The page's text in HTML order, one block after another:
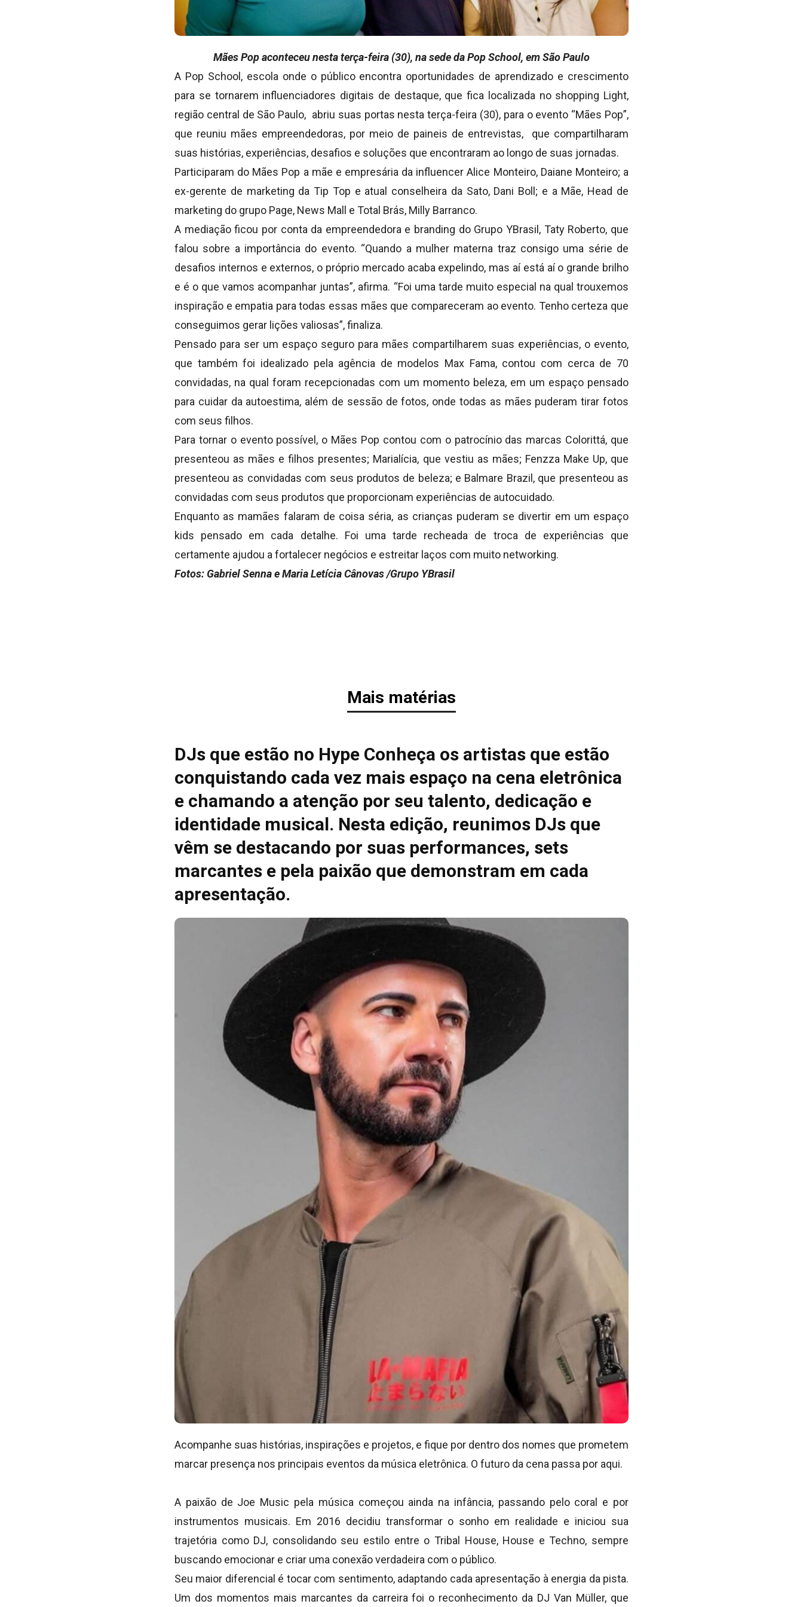
Mães Pop aconteceu nesta terça-feira (30), na sede da Pop School, em São Paulo
A Pop School, escola onde o público encontra oportunidades de aprendizado e crescimento
para se tornarem influenciadores digitais de destaque, que fica localizada no shopping Light,
região central de São Paulo, abriu suas portas nesta terça-feira (30), para o evento “Mães Pop”,
que reuniu mães empreendedoras, por meio de paineis de entrevistas, que compartilharam
suas histórias, experiências, desafios e soluções que encontraram ao longo de suas jornadas.
Participaram do Mães Pop a mãe e empresária da influencer Alice Monteiro, Daiane Monteiro; a
ex-gerente de marketing da Tip Top e atual conselheira da Sato, Dani Boll; e a Mãe, Head de
marketing do grupo Page, News Mall e Total Brás, Milly Barranco.
A mediação ficou por conta da empreendedora e branding do Grupo YBrasil, Taty Roberto, que
falou sobre a importância do evento. “Quando a mulher materna traz consigo uma série de
desafios internos e externos, o próprio mercado acaba expelindo, mas aí está aí o grande brilho
e é o que vamos acompanhar juntas”, afirma. “Foi uma tarde muito especial na qual trouxemos
inspiração e empatia para todas essas mães que compareceram ao evento. Tenho certeza que
conseguimos gerar lições valiosas”, finaliza.
Pensado para ser um espaço seguro para mães compartilharem suas experiências, o evento,
que também foi idealizado pela agência de modelos Max Fama, contou com cerca de 70
convidadas, na qual foram recepcionadas com um momento beleza, em um espaço pensado
para cuidar da autoestima, além de sessão de fotos, onde todas as mães puderam tirar fotos
com seus filhos.
Para tornar o evento possível, o Mães Pop contou com o patrocínio das marcas Colorittá, que
presenteou as mães e filhos presentes; Marialícia, que vestiu as mães; Fenzza Make Up, que
presenteou as convidadas com seus produtos de beleza; e Balmare Brazil, que presenteou as
convidadas com seus produtos que proporcionam experiências de autocuidado.
Enquanto as mamães falaram de coisa séria, as crianças puderam se divertir em um espaço
kids pensado em cada detalhe. Foi uma tarde recheada de troca de experiências que
certamente ajudou a fortalecer negócios e estreitar laços com muito networking.
Fotos: Gabriel Senna e Maria Letícia Cânovas /Grupo YBrasil
Mais matérias
DJs que estão no Hype Conheça os artistas que estão
conquistando cada vez mais espaço na cena eletrônica
e chamando a atenção por seu talento, dedicação e
identidade musical. Nesta edição, reunimos DJs que
vêm se destacando por suas performances, sets
marcantes e pela paixão que demonstram em cada
apresentação.
Acompanhe suas histórias, inspirações e projetos, e fique por dentro dos nomes que prometem
marcar presença nos principais eventos da música eletrônica. O futuro da cena passa por aqui.
A paixão de Joe Music pela música começou ainda na infância, passando pelo coral e por
instrumentos musicais. Em 2016 decidiu transformar o sonho em realidade e iniciou sua
trajetória como DJ, consolidando seu estilo entre o Tribal House, House e Techno, sempre
buscando emocionar e criar uma conexão verdadeira com o público.
Seu maior diferencial é tocar com sentimento, adaptando cada apresentação à energia da pista.
Um dos momentos mais marcantes da carreira foi o reconhecimento da DJ Van Müller, que